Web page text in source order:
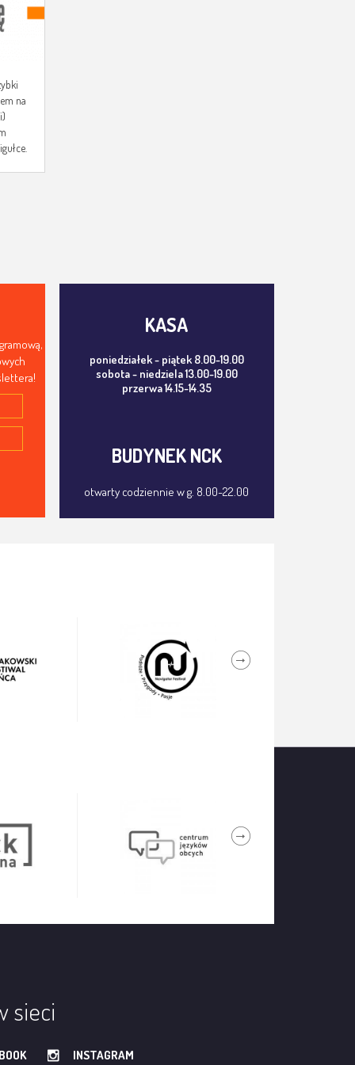
na
KASA
poniedziałek - piątek 8.00-19.00
sobota - niedziela 13.00-19.00
przerwa 14.15-14.35
BUDYNEK NCK
otwarty codziennie w g. 8.00-22.00
sieci
INSTAGRAM